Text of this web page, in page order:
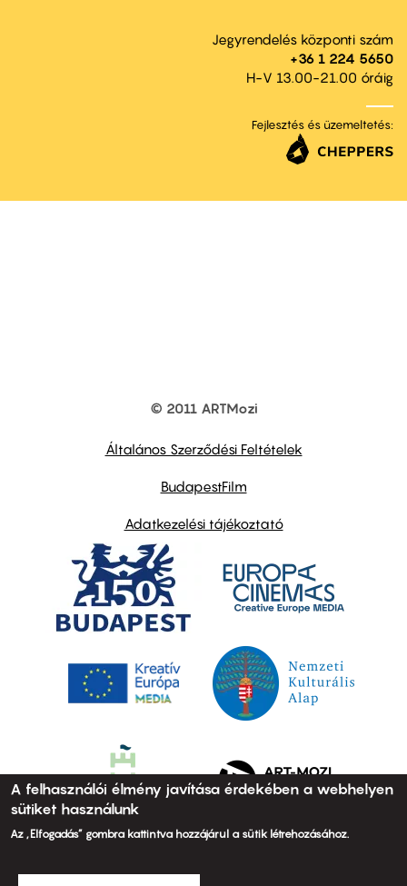
Jegyrendelés központi szám
+36 1 224 5650
H-V 13.00-21.00 óráig
Fejlesztés és üzemeltetés:
© 2011 ARTMozi
Általános Szerződési Feltételek
BudapestFilm
Adatkezelési tájékoztató
A felhasználói élmény javítása érdekében a webhelyen
sütiket használunk
Az „Elfogadás” gombra kattintva hozzájárul a sütik létrehozásához.